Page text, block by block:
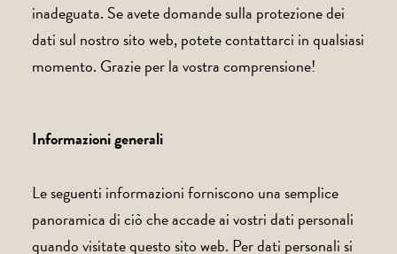
inadeguata. Se avete domande sulla protezione dei
dati sul nostro sito web, potete contattarci in qualsiasi
momento. Grazie per la vostra comprensione!
Informazioni generali
Le seguenti informazioni forniscono una semplice
panoramica di ciò che accade ai vostri dati personali
quando visitate questo sito web. Per dati personali si